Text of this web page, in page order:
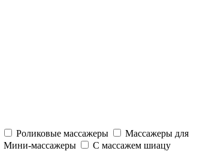
Роликовые массажеры
Массажеры для
Мини-массажеры С массажем шиацу